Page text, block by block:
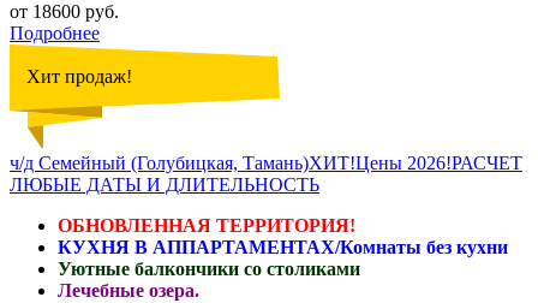
от 18600 руб.
Подробнее
Хит продаж!
ч/д Семейный (Голубицкая, Тамань)ХИТ!Цены 2026!РАСЧЕТ
ЛЮБЫЕ ДАТЫ И ДЛИТЕЛЬНОСТЬ
ОБНОВЛЕННАЯ ТЕРРИТОРИЯ!
КУХНЯ В АППАРТАМЕНТАХ/Комнаты без кухни
Уютные балкончики со столиками
Лечебные озера.